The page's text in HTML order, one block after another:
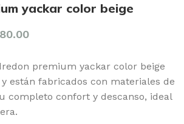
yackar color beige
premium yackar color beige
están fabricados con materiales de
completo confort y descanso, ideal